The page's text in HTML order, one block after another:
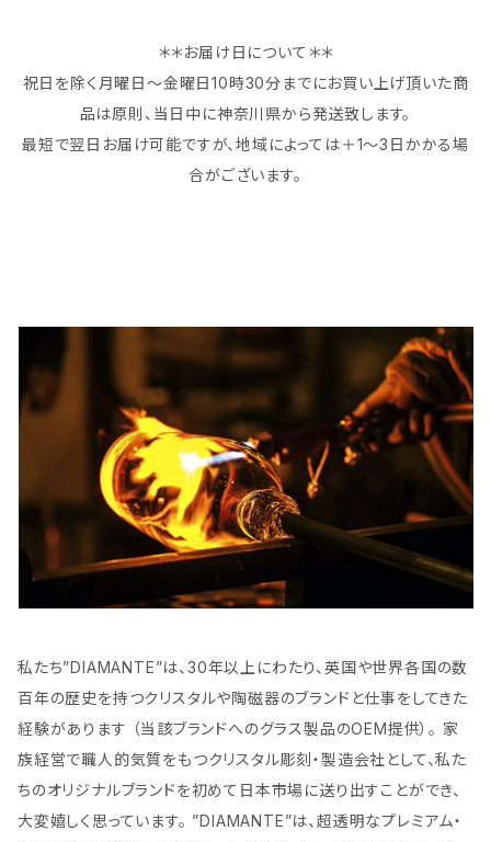
＊＊お届け日について＊＊
祝日を除く月曜日～金曜日10時30分までにお買い上げ頂いた商
品は原則、当日中に神奈川県から発送致します。
最短で翌日お届け可能ですが、地域によっては＋1～3日かかる場
合がございます。
私たち”DIAMANTE”は、30年以上にわたり、英国や世界各国の数
百年の歴史を持つクリスタルや陶磁器のブランドと仕事をしてきた
経験があります （当該ブランドへのグラス製品のOEM提供）。 家
族経営で職人的気質をもつクリスタル彫刻・製造会社として、私た
ちのオリジナルブランドを初めて日本市場に送り出すことができ、
大変嬉しく思っています。 ”DIAMANTE”は、超透明なプレミアム・